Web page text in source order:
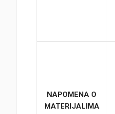
NAPOMENA O
MATERIJALIMA